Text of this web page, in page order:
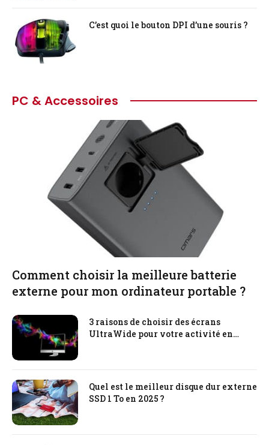
C’est quoi le bouton DPI d’une souris ?
PC & Accessoires
Comment choisir la meilleure batterie
externe pour mon ordinateur portable ?
3 raisons de choisir des écrans
UltraWide pour votre activité en
Quel est le meilleur disque dur externe
SSD 1 To en 2025 ?